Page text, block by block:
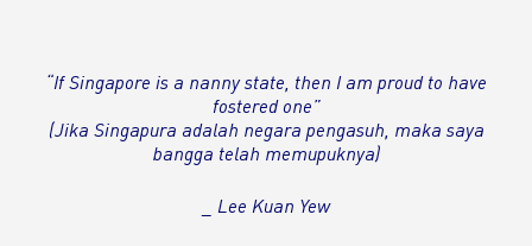
“If Singapore is a nanny state, then I am proud to have
fostered one”
(Jika Singapura adalah negara pengasuh, maka saya
bangga telah memupuknya)
_ Lee Kuan Yew